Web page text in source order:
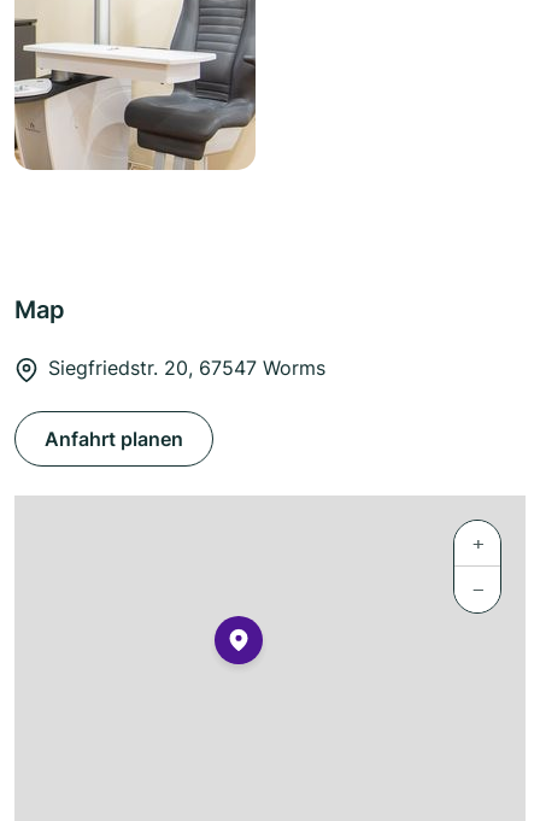
Map
Siegfriedstr. 20, 67547 Worms
Anfahrt planen
+
−